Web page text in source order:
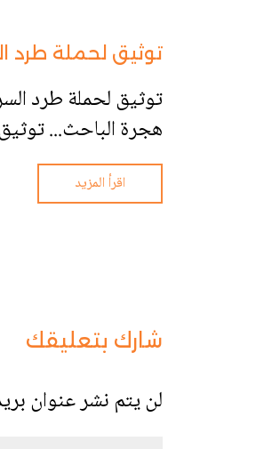
توثيق لحملة طرد
هجرة الباحث... توثيق
اقرأ المزيد
شارك بتعليقك
لن يتم نشر عنوان